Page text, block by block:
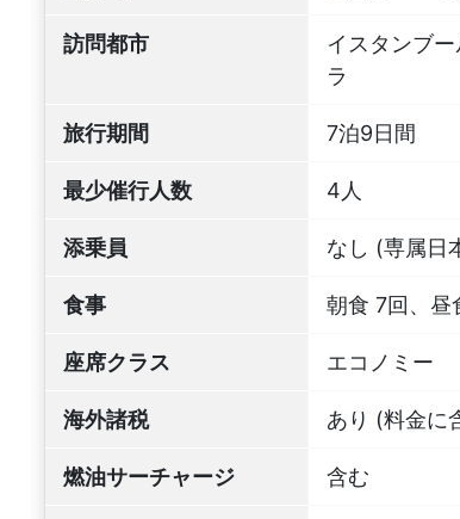
訪問都市
イスタンブ
ラ
旅行期間 7泊9日間
最少催行人数 4人
添乗員 なし (専属日
食事 朝食 7回、昼
座席クラス エコノミー
海外諸税 あり (料金に
燃油サーチャージ 含む